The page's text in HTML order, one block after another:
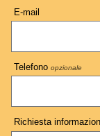
E-mail
Telefonoopzionale
Richiesta